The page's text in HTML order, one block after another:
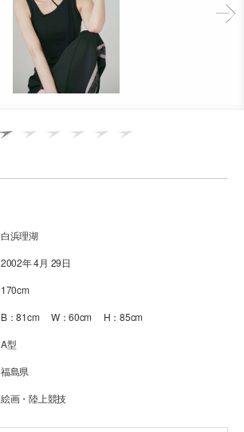
白浜理湖
2002年 4月 29日
170cm
B：81cm W：60cm H：85cm
A型
福島県
絵画・陸上競技